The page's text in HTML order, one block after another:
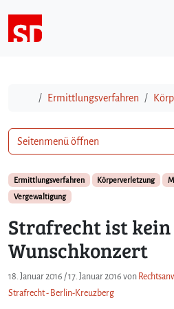
StartErmittlungsverfahren
Ermittlungsverfahren Körperverletzung
Vergewaltigung
Strafrecht ist kein
Wunschkonzert
18. Januar 2016 /17. Januar 2016 von
Strafrecht - Berlin-Kreuzberg
Seitenmenü öffnen